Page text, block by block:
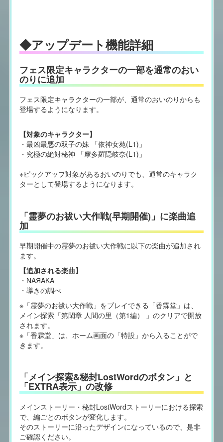
◆アップデート機能詳細
フェス限定キャラクターの一部を通常のおい
のりに追加
フェス限定キャラクターの一部が、通常のおいのりからも
登場するようになります。
【対象のキャラクター】
・最凶最悪の双子の妹 「依神女苑(L1)」
・究極の絶対秘神 「摩多羅隠岐奈(L1)」
※ピックアップ対象があるおいのりでも、通常のキャラク
ターとして登場するようになります。
「霊夢のお祓い大作戦(早期開催)」に楽曲追
加
早期開催中の霊夢のお祓い大作戦に以下の楽曲が追加され
ます。
【追加される楽曲】
・NAЯAKA
・導きの調べ
※「霊夢のお祓い大作戦」をプレイできる「香霖堂」は、
メイン探索「第閑章 人間の里（第1編） 」のクリアで開放
されます。
※「香霖堂」は、ホーム画面の「特設」から入ることがで
きます。
「メイン探索&秘封LostWordのボタン」と
「EXTRA表示」の改修
メインストーリー・秘封LostWordストーリーにおける探索
で、編ごとのボタンが変化します。
そのストーリーに沿ったデザインになっているので、是非
ご確認ください。